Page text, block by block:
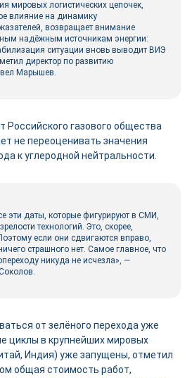
мировых логистических цепочек,
влияние на динамику
возвращает внимание
надёжным источникам энергии:
ситуации вновь выводит ВИЭ
директор по развитию
Марышев.
Российского газового общества
не переоценивать значения
к углеродной нейтральности.
эти даты, которые фигурируют в СМИ,
технологий. Это, скорее,
если они сдвигаются вправо,
страшного нет. Самое главное, что
никуда не исчезла», —
от зелёного перехода уже
циклы в крупнейших мировых
Индия) уже запущены, отметил
общая стоимость работ,